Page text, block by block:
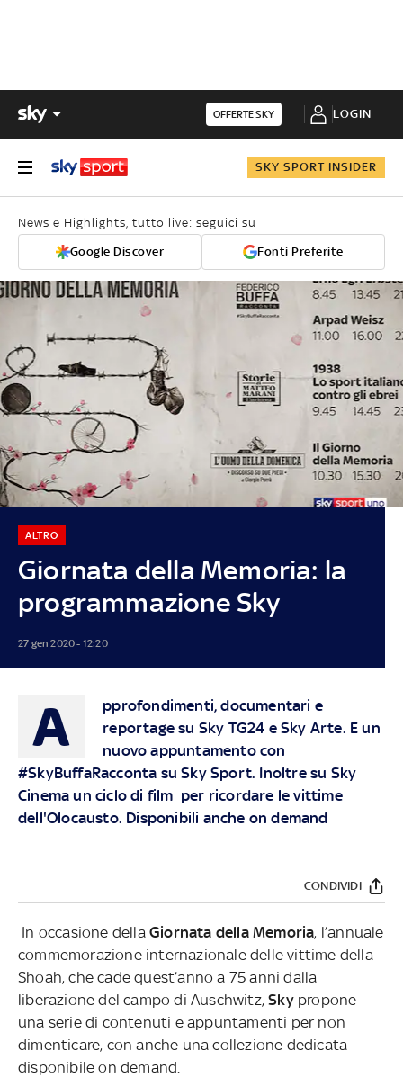
OFFERTE SKY LOGIN
SKY SPORT INSIDER
News e Highlights, tutto live: seguici su
Google Discover Fonti Preferite
Giornata della Memoria: la
programmazione Sky
ALTRO
27 gen 2020 - 12:20
A
pprofondimenti, documentari e
reportage su Sky TG24 e Sky Arte. E un
nuovo appuntamento con
#SkyBuffaRacconta su Sky Sport. Inoltre su Sky
Cinema un ciclo di film per ricordare le vittime
dell'Olocausto. Disponibili anche on demand
CONDIVIDI
In occasione della Giornata della Memoria, l’annuale
commemorazione internazionale delle vittime della
Shoah, che cade quest’anno a 75 anni dalla
liberazione del campo di Auschwitz,Skypropone
una serie di contenuti e appuntamenti per non
dimenticare, con anche una collezione dedicata
disponibile on demand.